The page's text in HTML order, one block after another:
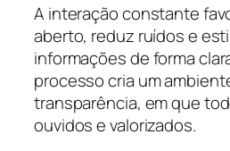
A interação constante
aberto, reduz ruídos e
informações de forma
processo cria um
transparência, em que
ouvidos e valorizados.